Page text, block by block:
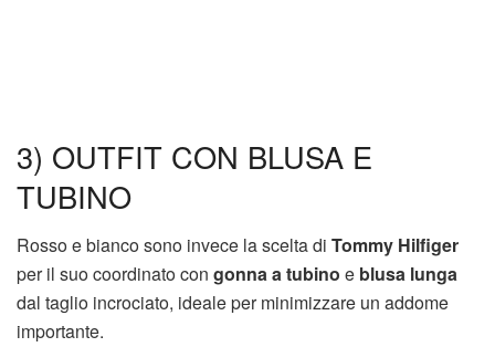
3) OUTFIT CON BLUSA E
TUBINO
Rosso e bianco sono invece la scelta di Tommy Hilfiger
per il suo coordinato con gonna a tubino e blusa lunga
dal taglio incrociato, ideale per minimizzare un addome
importante.